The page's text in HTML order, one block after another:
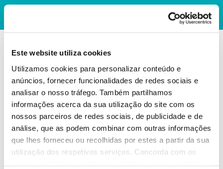
Este website utiliza cookies
Utilizamos cookies para personalizar conteúdo e
anúncios, fornecer funcionalidades de redes sociais e
analisar o nosso tráfego. Também partilhamos
informações acerca da sua utilização do site com os
nossos parceiros de redes sociais, de publicidade e de
análise, que as podem combinar com outras informações
que lhes forneceu ou recolhidas por estes a partir da sua
utilização dos respetivos serviços. Concorda com os